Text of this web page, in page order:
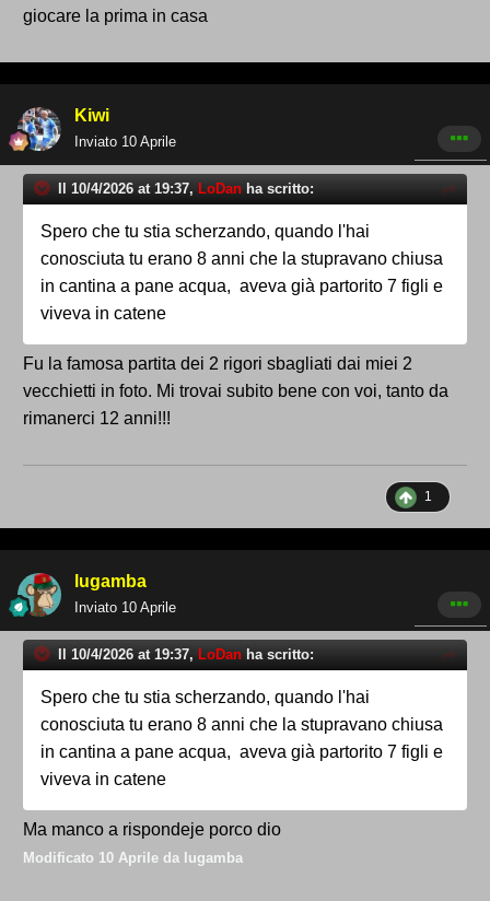
giocare la prima in casa
Kiwi
Inviato 10 Aprile
Il 10/4/2026 at 19:37, LoDan ha scritto:
Spero che tu stia scherzando, quando l'hai
conosciuta tu erano 8 anni che la stupravano chiusa
in cantina a pane acqua, aveva già partorito 7 figli e
viveva in catene
Fu la famosa partita dei 2 rigori sbagliati dai miei 2
vecchietti in foto. Mi trovai subito bene con voi, tanto da
rimanerci 12 anni!!!
1
lugamba
Inviato 10 Aprile
Il 10/4/2026 at 19:37, LoDan ha scritto:
Spero che tu stia scherzando, quando l'hai
conosciuta tu erano 8 anni che la stupravano chiusa
in cantina a pane acqua, aveva già partorito 7 figli e
viveva in catene
Ma manco a rispondeje porco dio
Modificato 10 Aprile da lugamba